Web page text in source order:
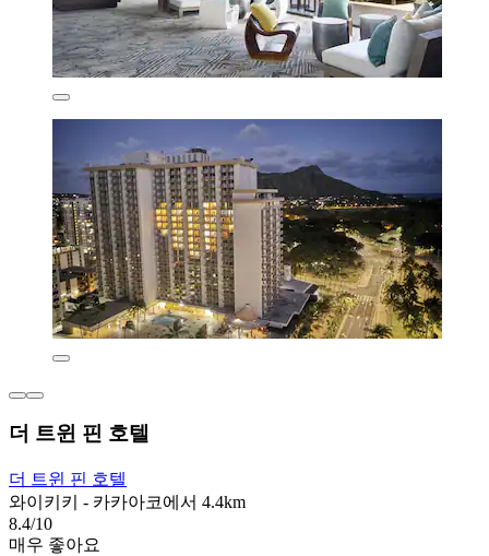
더 트윈 핀 호텔
더 트윈 핀 호텔
와이키키 - 카카아코에서 4.4km
8.4/10
매우 좋아요